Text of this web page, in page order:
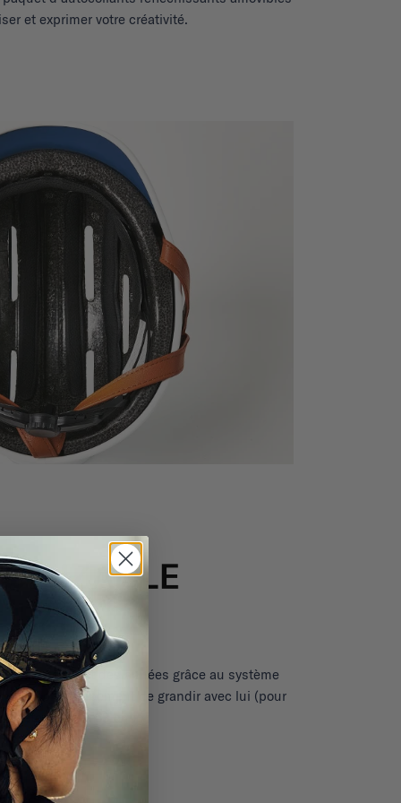
et exprimer votre créativité.
pendant des années grâce au système
à son équipement de grandir avec lui (pour
tête de 49 à 53 cm).